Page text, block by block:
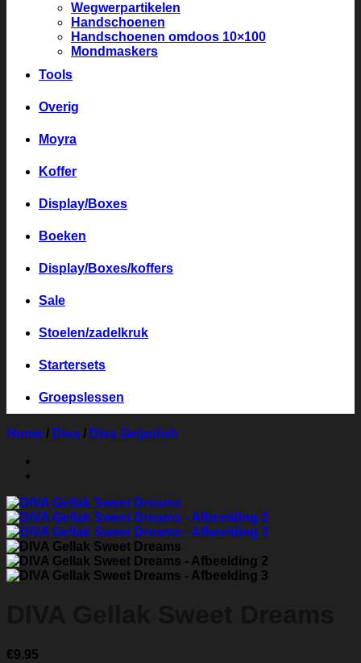
Wegwerpartikelen
Handschoenen
Handschoenen omdoos 10×100
Mondmaskers
Tools
Overig
Moyra
Koffer
Display/Boxes
Boeken
Display/Boxes/koffers
Sale
Stoelen/zadelkruk
Startersets
Groepslessen
Home / Diva / Diva Gelpolish
€9.95